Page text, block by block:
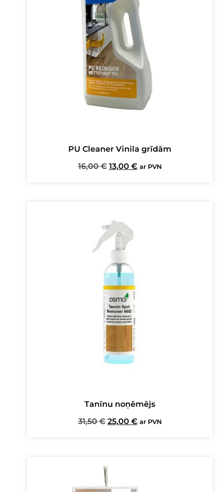
PU Cleaner Vinila grīdām
16,00€ Original
13,00 €Current
ar PVN
Tanīnu noņēmējs
31,50€ Original
25,00 €Current
ar PVN